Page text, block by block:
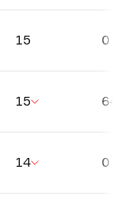
15 0
15
14 0